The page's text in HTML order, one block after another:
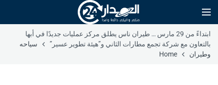
ابتداءً من 29 مارس … طيران ناس يطلق مركز عمليات جديدًا في أبها
بالتعاون مع شركة تجمع مطارات الثاني و”هيئة تطوير عسير”
سياحه
وطيران
Home